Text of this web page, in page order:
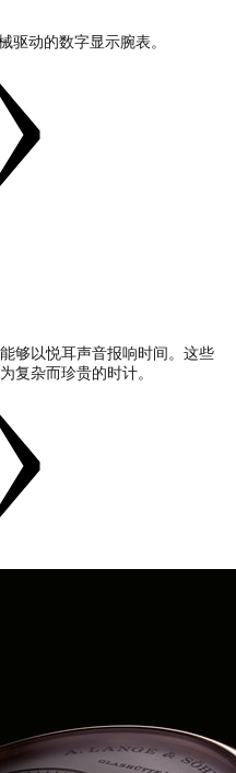
驱动的数字显示腕表。
够以悦耳声音报响时间。这些
复杂而珍贵的时计。